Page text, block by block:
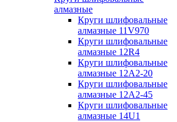
алмазные
Круги шлифовальные
алмазные 11V970
Круги шлифовальные
алмазные 12R4
Круги шлифовальные
алмазные 12А2-20
Круги шлифовальные
алмазные 12А2-45
Круги шлифовальные
алмазные 14U1